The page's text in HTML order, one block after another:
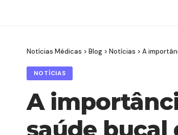
Notícias Médicas > Blog > Notícias > A
NOTÍCIAS
A
saúde bucal